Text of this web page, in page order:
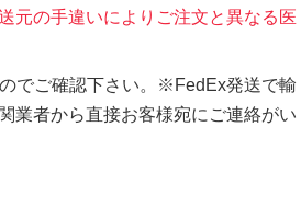
元の手違いによりご注文と異なる医
でご確認下さい。※FedEx発送で輸
業者から直接お客様宛にご連絡がい